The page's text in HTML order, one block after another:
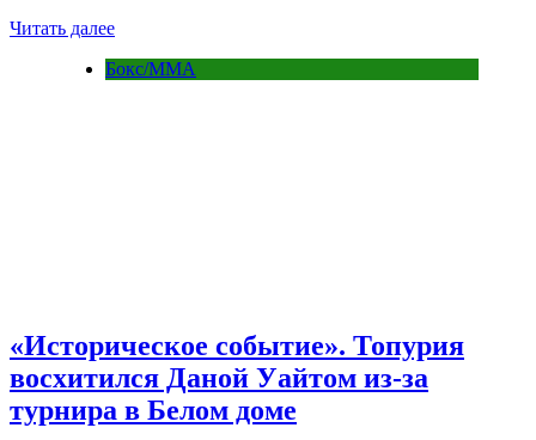
Читать далее
Бокс/MMA
«Историческое событие». Топурия
восхитился Даной Уайтом из-за
турнира в Белом доме